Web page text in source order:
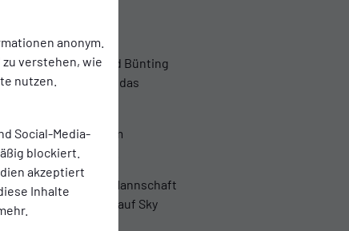
anonym.
verstehen, wie
nutzen.
Social-Media-
blockiert.
akzeptiert
Inhalte
Saison wird Bünting
Unternehmen das
von Combi.de, dem
Mannschaft.
die Bundesliga-Mannschaft
bundesweit live auf Sky